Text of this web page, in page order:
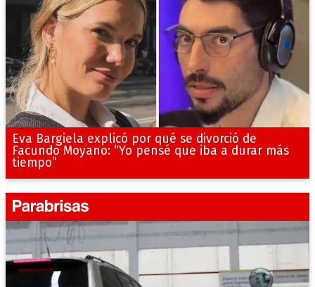
Eva Bargiela explicó por qué se divorció de
Facundo Moyano: “Yo pensé que iba a durar más
tiempo”